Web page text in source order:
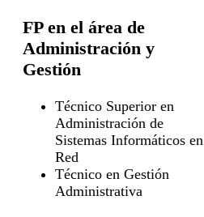
FP en el área de
Administración y
Gestión
Técnico Superior en
Administración de
Sistemas Informáticos en
Red
Técnico en Gestión
Administrativa